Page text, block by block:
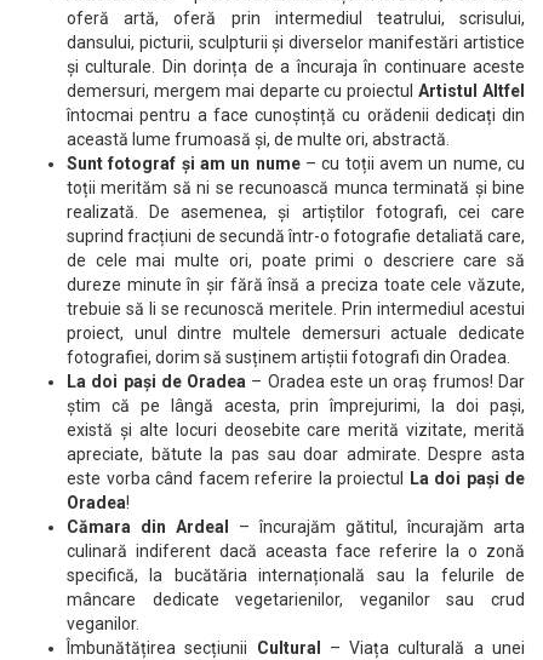
oferă artă, oferă prin intermediul teatrului, scrisului,
dansului, picturii, sculpturii și diverselor manifestări artistice
și culturale. Din dorința de a încuraja în continuare aceste
demersuri, mergem mai departe cu proiectulArtistul Altfel
întocmai pentru a face cunoștință cu orădenii dedicați din
această lume frumoasă și, de multe ori, abstractă.
Sunt fotograf și am un nume – cu toții avem un nume, cu
toții merităm să ni se recunoască munca terminată și bine
realizată. De asemenea, și artiștilor fotografi, cei care
suprind fracțiuni de secundă într-o fotografie detaliată care,
de cele mai multe ori, poate primi o descriere care să
dureze minute în șir fără însă a preciza toate cele văzute,
trebuie să li se recunoscă meritele. Prin intermediul acestui
proiect, unul dintre multele demersuri actuale dedicate
fotografiei, dorim să susținem artiștii fotografi din Oradea.
La doi pași de Oradea – Oradea este un oraș frumos! Dar
știm că pe lângă acesta, prin împrejurimi, la doi pași,
există și alte locuri deosebite care merită vizitate, merită
apreciate, bătute la pas sau doar admirate. Despre asta
este vorba când facem referire la proiectul
La doi pași de
Oradea!
Cămara din Ardeal – încurajăm gătitul, încurajăm arta
culinară indiferent dacă aceasta face referire la o zonă
specifică, la bucătăria internațională sau la felurile de
mâncare dedicate vegetarienilor, veganilor sau crud
veganilor.
Îmbunătățirea secțiunii Cultural – Viața culturală a unei